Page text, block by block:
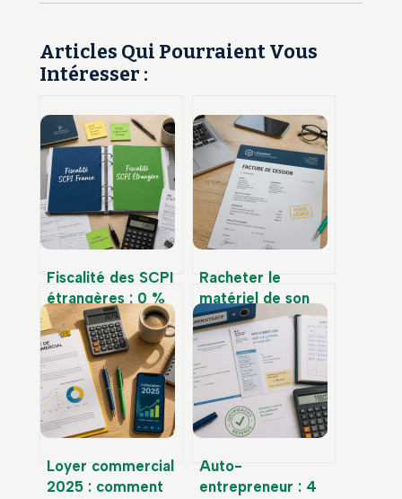
Articles Qui Pourraient Vous
Intéresser :
Fiscalité des SCPI
étrangères : 0 %
de prélèvements
sociaux et
mécanismes
d’élimination de la
double imposition
Racheter le
matériel de son
entreprise :
comment fixer le
prix et éviter
l’abus de bien
social
Loyer commercial
2025 : comment
Auto-
entrepreneur : 4